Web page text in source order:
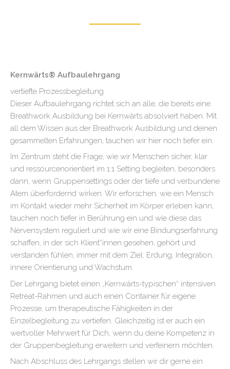
Kernwärts® Aufbaulehrgang
vertiefte Prozessbegleitung
Dieser Aufbaulehrgang richtet sich an alle, die bereits eine
Breathwork Ausbildung bei Kernwärts absolviert haben. Mit
all dem Wissen aus der Breathwork Ausbildung und deinen
gesammelten Erfahrungen, tauchen wir hier noch tiefer ein.
Im Zentrum steht die Frage, wie wir Menschen sicher, klar
und ressourcenorientiert im 1:1 Setting begleiten, besonders
dann, wenn Gruppensettings oder der tiefe und verbundene
Atem überfordernd wirken. Wir erforschen, wie ein Mensch
im Kontakt wieder mehr Sicherheit im Körper erleben kann,
tauchen noch tiefer in Berührung ein und wie diese das
Nervensystem reguliert und wie wir eine Bindungserfahrung
schaffen, in der sich Klient*innen gesehen, gehört und
verstanden fühlen, immer mit dem Ziel: Erdung, Integration,
innere Orientierung und Wachstum.
Der Lehrgang bietet einen „Kernwärts-typischen“ intensiven
Retreat-Rahmen und auch einen Container für eigene
Prozesse, um therapeutische Fähigkeiten in der
Einzelbegleitung zu vertiefen. Gleichzeitig ist er auch ein
wertvoller Mehrwert für Dich, wenn du deine Kompetenz in
der Gruppenbegleitung erweitern und verfeinern möchten.
Nach Abschluss des Lehrgangs stellen wir dir gerne ein